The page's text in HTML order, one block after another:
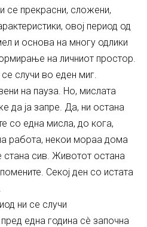
се прекрасни, сложени,
овој период од
и основа на многу одлики
на личниот простор.
случи во еден миг.
на пауза. Но, мислата
да ја запре. Да, ни остана
со една мисла, до кога,
работа, некои мораа дома
стана сив. Животот остана
Секој ден со истата
ни се случи
една година сè започна